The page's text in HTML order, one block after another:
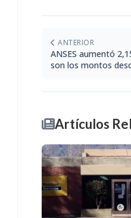
ANTERIOR
ANSES aumentó
son los montos
Artículos